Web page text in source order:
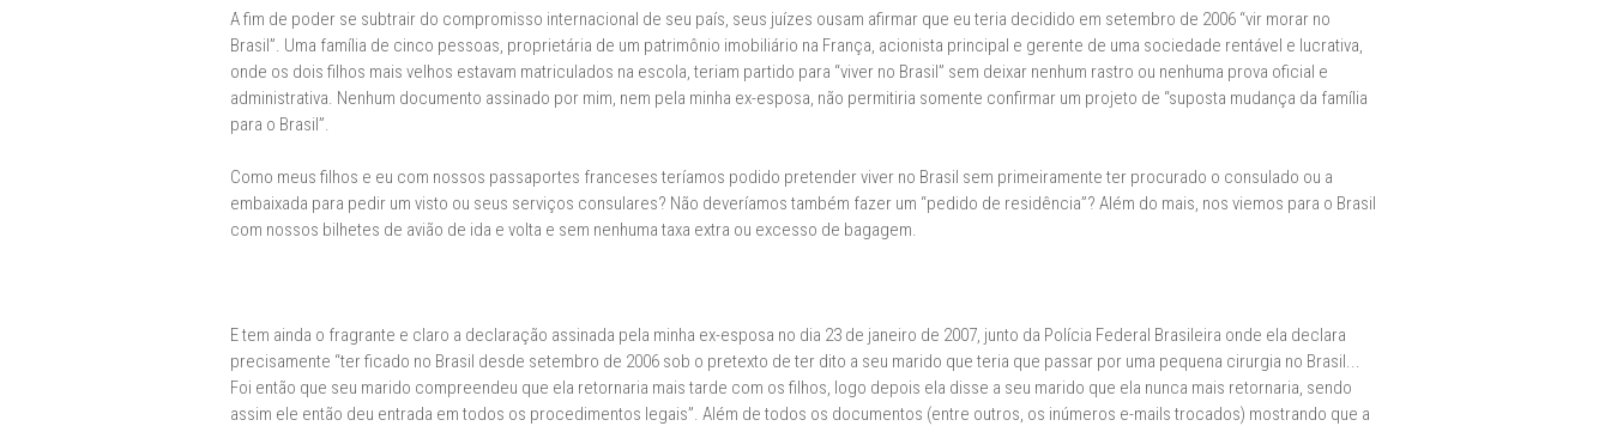
A fim de poder se subtrair do compromisso internacional de seu país, seus juízes ousam afirmar que eu teria decidido em setembro de 2006 “vir morar no
Brasil”. Uma família de cinco pessoas, proprietária de um patrimônio imobiliário na França, acionista principal e gerente de uma sociedade rentável e lucrativa,
onde os dois filhos mais velhos estavam matriculados na escola, teriam partido para “viver no Brasil” sem deixar nenhum rastro ou nenhuma prova oficial e
administrativa. Nenhum documento assinado por mim, nem pela minha ex-esposa, não permitiria somente confirmar um projeto de “suposta mudança da família
para o Brasil”.
Como meus filhos e eu com nossos passaportes franceses teríamos podido pretender viver no Brasil sem primeiramente ter procurado o consulado ou a
embaixada para pedir um visto ou seus serviços consulares? Não deveríamos também fazer um “pedido de residência”? Além do mais, nos viemos para o Brasil
com nossos bilhetes de avião de ida e volta e sem nenhuma taxa extra ou excesso de bagagem.
E tem ainda o fragrante e claro a declaração assinada pela minha ex-esposa no dia 23 de janeiro de 2007, junto da Polícia Federal Brasileira onde ela declara
precisamente “ter ficado no Brasil desde setembro de 2006 sob o pretexto de ter dito a seu marido que teria que passar por uma pequena cirurgia no Brasil...
Foi então que seu marido compreendeu que ela retornaria mais tarde com os filhos, logo depois ela disse a seu marido que ela nunca mais retornaria, sendo
assim ele então deu entrada em todos os procedimentos legais”. Além de todos os documentos (entre outros, os inúmeros e-mails trocados) mostrando que a